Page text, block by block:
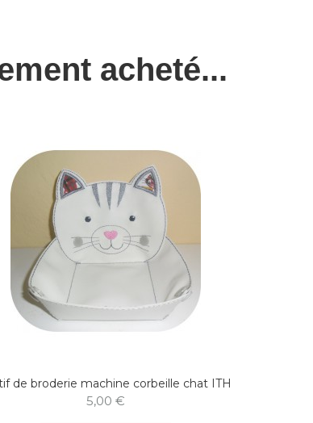
acheté...
de broderie machine corbeille chat ITH
5,00 €